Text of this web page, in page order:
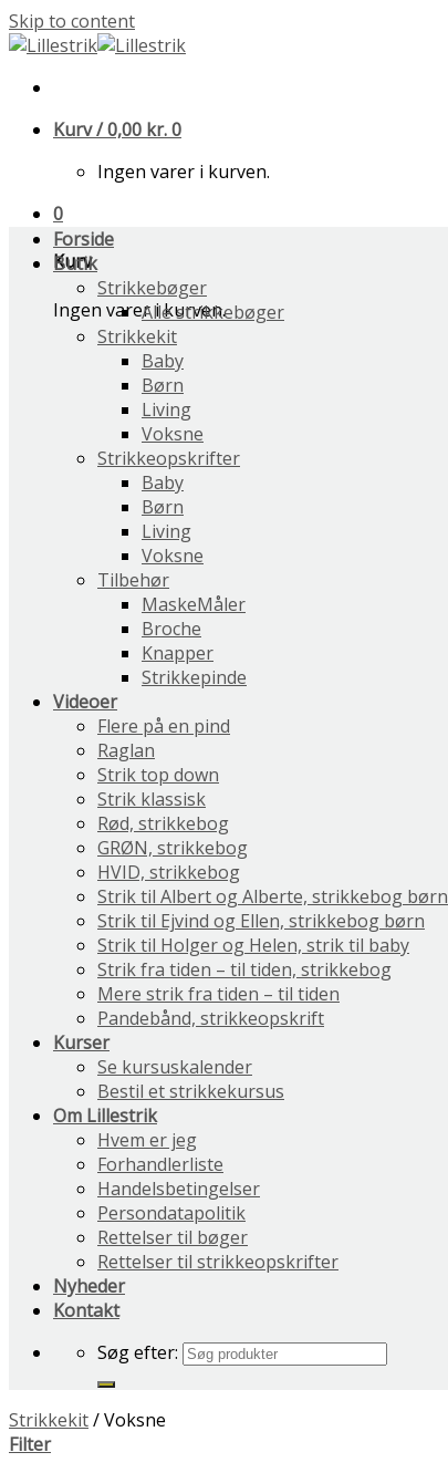
Skip to content
Kurv /0,00 kr.0
Ingen varer i kurven.
0
Kurv
Ingen varer i kurven.
Forside
Butik
Strikkebøger
Alle strikkebøger
Strikkekit
Baby
Børn
Living
Voksne
Strikkeopskrifter
Baby
Børn
Living
Voksne
Tilbehør
MaskeMåler
Broche
Knapper
Strikkepinde
Videoer
Flere på en pind
Raglan
Strik top down
Strik klassisk
Rød, strikkebog
GRØN, strikkebog
HVID, strikkebog
Strik til Albert og Alberte, strikkebog børn
Strik til Ejvind og Ellen, strikkebog børn
Strik til Holger og Helen, strik til baby
Strik fra tiden – til tiden, strikkebog
Mere strik fra tiden – til tiden
Pandebånd, strikkeopskrift
Kurser
Se kursuskalender
Bestil et strikkekursus
Om Lillestrik
Hvem er jeg
Forhandlerliste
Handelsbetingelser
Persondatapolitik
Rettelser til bøger
Rettelser til strikkeopskrifter
Nyheder
Kontakt
Søg efter:
Strikkekit/Voksne
Filter